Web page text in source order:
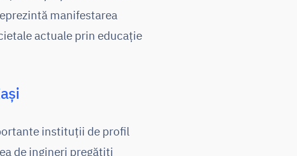
manifestarea
actuale prin educație
instituții de profil
de ingineri pregătiți